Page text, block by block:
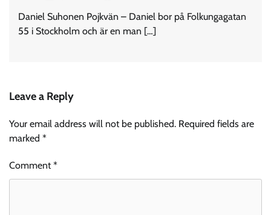
Daniel Suhonen Pojkvän – Daniel bor på Folkungagatan
55 i Stockholm och är en man […]
Leave a Reply
Your email address will not be published. Required fields are
marked *
Comment*